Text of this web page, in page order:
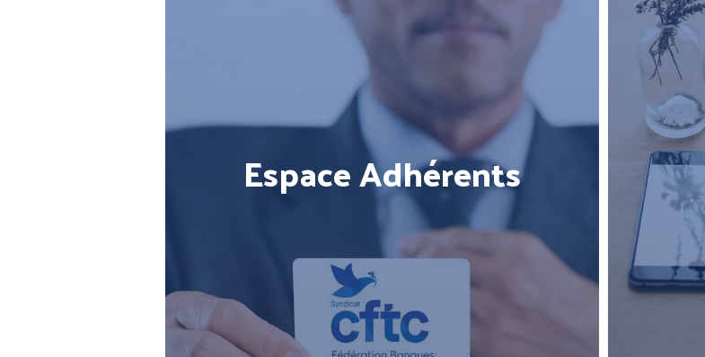
Espace Adhérents